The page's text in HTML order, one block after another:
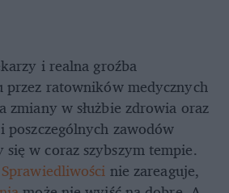
i realna groźba
przez ratowników medycznych
zmiany w służbie zdrowia oraz
poszczególnych zawodów
w coraz szybszym tempie.
nie zareaguje,